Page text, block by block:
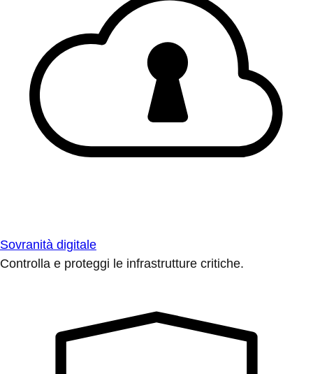
Sovranità digitale
Controlla e proteggi le infrastrutture critiche.